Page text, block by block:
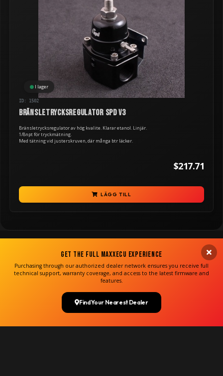
I lager
ID: 1502
Bränsletrycksregulator SPD V3
Bränsletrycksregulator av hög kvalite. Klarar etanol. Linjär.
1/8npt för tryckmätning.
Med tätning vid justerskruven, där många btr läcker.
$217.71
LÄGG TILL
Copyright MaxxECU 2026 ©
(US)
Get the Full MaxxECU Experience
Purchasing through our authorized dealer network ensures you receive full
technical support, warranty coverage, and access to the latest firmware and
features.
Find Your Nearest Dealer